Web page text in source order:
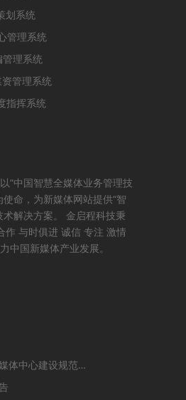
划系统
管理系统
理系统
管理系统
指挥系统
“中国智慧全媒体业务管理技
命，为新媒体网站提供“智
术解决方案。 金启程科技秉
作 与时俱进 诚信 专注 激情
中国新媒体产业发展。
体中心建设规范…